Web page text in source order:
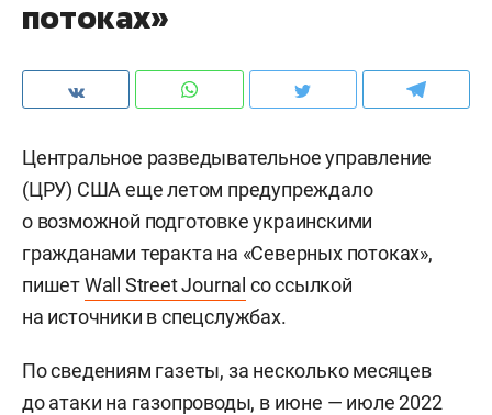
потоках»
Центральное разведывательное управление
(ЦРУ) США еще летом предупреждало
о возможной подготовке украинскими
гражданами теракта на «Северных потоках»,
пишетWall Street Journal со ссылкой
на источники в спецслужбах.
По сведениям газеты, за несколько месяцев
до атаки на газопроводы, в июне — июле 2022